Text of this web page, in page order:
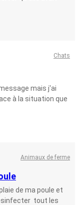
Chats
mais j'ai
à la situation que
Animaux de ferme
de ma poule et
tout les